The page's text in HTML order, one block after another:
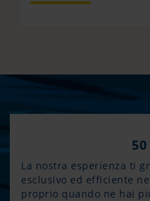
La nostra esperienza ti
esclusivo ed efficiente
proprio quando ne hai